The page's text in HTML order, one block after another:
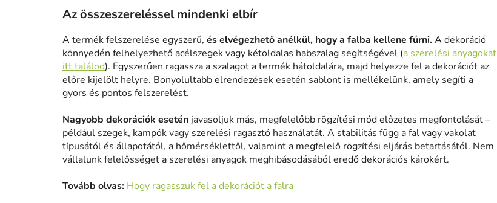
Az összeszereléssel mindenki elbír
A termék felszerelése egyszerű, és elvégezhető anélkül, hogy a falba kellene fúrni. A dekoráció
könnyedén felhelyezhető acélszegek vagy kétoldalas habszalag segítségével (a szerelési anyagokat
itt találod). Egyszerűen ragassza a szalagot a termék hátoldalára, majd helyezze fel a dekorációt az
előre kijelölt helyre. Bonyolultabb elrendezések esetén sablont is mellékelünk, amely segíti a
gyors és pontos felszerelést.
Nagyobb dekorációk esetén javasoljuk más, megfelelőbb rögzítési mód előzetes megfontolását –
például szegek, kampók vagy szerelési ragasztó használatát. A stabilitás függ a fal vagy vakolat
típusától és állapotától, a hőmérséklettől, valamint a megfelelő rögzítési eljárás betartásától. Nem
vállalunk felelősséget a szerelési anyagok meghibásodásából eredő dekorációs károkért.
Tovább olvas: Hogy ragasszuk fel a dekorációt a falra